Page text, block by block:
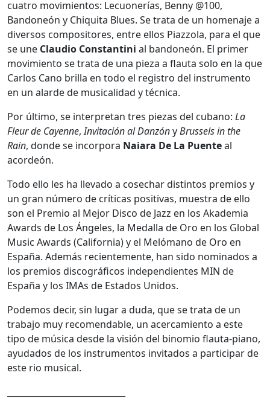
cuatro movimientos: Lecuonerías, Benny @100,
Bandoneón y Chiquita Blues. Se trata de un homenaje a
diversos compositores, entre ellos Piazzola, para el que
se une Claudio Constantini al bandoneón. El primer
movimiento se trata de una pieza a flauta solo en la que
Carlos Cano brilla en todo el registro del instrumento
en un alarde de musicalidad y técnica.
Por último, se interpretan tres piezas del cubano: La
Fleur de Cayenne,Invitación al DanzónyBrussels in the
Rain, donde se incorpora Naiara De La Puenteal
acordeón.
Todo ello les ha llevado a cosechar distintos premios y
un gran número de críticas positivas, muestra de ello
son el Premio al Mejor Disco de Jazz en los Akademia
Awards de Los Ángeles, la Medalla de Oro en los Global
Music Awards (California) y el Melómano de Oro en
España. Además recientemente, han sido nominados a
los premios discográficos independientes MIN de
España y los IMAs de Estados Unidos.
Podemos decir, sin lugar a duda, que se trata de un
trabajo muy recomendable, un acercamiento a este
tipo de música desde la visión del binomio flauta-piano,
ayudados de los instrumentos invitados a participar de
este rio musical.